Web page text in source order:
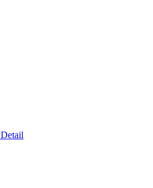
Detail